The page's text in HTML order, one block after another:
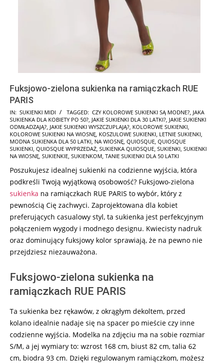
Fuksjowo-zielona sukienka na ramiączkach RUE
PARIS
2024-
06-
17
IN: SUKIENKI MIDI TAGGED: CZY KOLOROWE SUKIENKI SĄ MODNE? JAKA
SUKIENKA DLA KOBIETY PO 50? JAKIE SUKIENKI DLA 30 LATKI? JAKIE SUKIENKI
ODMŁADZAJĄ? JAKIE SUKIENKI WYSZCZUPLAJĄ? KOLOROWE SUKIENKI
KOLOROWE SUKIENKI NA WIOSNĘ KOSZULOWE SUKIENKI LETNIE SUKIENKI
MODNA SUKIENKA DLA 50 LATKI NA WIOSNĘ QUIOSQUE QUIOSQUE
SUKIENKI QUIOSQUE WYPRZEDAŻ SUKIENKA QUIOSQUE SUKIENKI SUKIENKI
NA WIOSNĘ SUKIENKIE SUKIENKOM TANIE SUKIENKI DLA 50 LATKI
Poszukujesz idealnej sukienki na codzienne wyjścia, która
podkreśli Twoją wyjątkową osobowość? Fuksjowo-zielona
sukienka na ramiączkach RUE PARIS to wybór, który z
pewnością Cię zachwyci. Zaprojektowana dla kobiet
preferujących casualowy styl, ta sukienka jest perfekcyjnym
połączeniem wygody i modnego designu. Kwiecisty nadruk
oraz dominujący fuksjowy kolor sprawiają, że na pewno nie
przejdziesz niezauważona.
Fuksjowo-zielona sukienka na
ramiączkach RUE PARIS
Ta sukienka bez rękawów, z okrągłym dekoltem, przed
kolano idealnie nadaje się na spacer po mieście czy inne
codzienne wyjścia. Modelka na zdjęciu ma na sobie rozmiar
S/M, a jej wymiary to: wzrost 168 cm, biust 82 cm, talia 62
cm, biodra 93 cm. Dzięki regulowanym ramiączkom, możesz